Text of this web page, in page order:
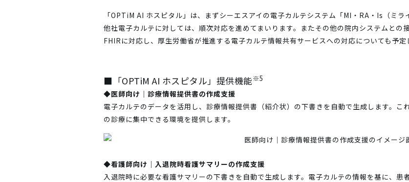
「OPTiM AI ホスピタル」は、まずシーエスアイの電子カルテシステム「MI・RA・Is（ミ
他社電子カルテに対しては、順次対応を進めてまいります。またその他の院内システムとの
FHIRに対応し、厚生労働省が推進する電子カルテ情報共有サービスへの対応についても予定
■「OPTiM AI ホスピタル」提供機能※5
◆医師向け｜診療情報提供書の作成支援
電子カルテのデータを活用し、診療情報提供書（紹介状）の下書きを自動で生成します。こ
の診療に集中できる環境を提供します。
◆看護師向け｜入退院時看護サマリーの作成支援
入退院時に必要な看護サマリーの下書きを自動で生成します。電子カルテの情報を基に、患